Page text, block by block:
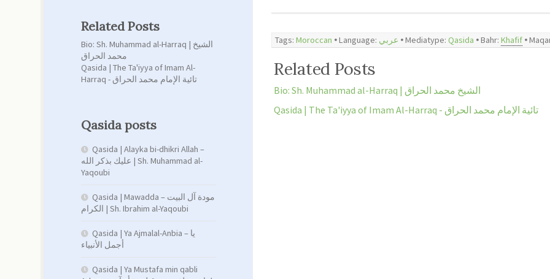
Tags: Moroccan 🞄 Language: عربي 🞄 Mediatype: Qasida 🞄 Bahr: Khafif 🞄
Related Posts
Bio: Sh. Muhammad al-Harraq | الشيخ محمد الحراق
Qasida | The Ta'iyya of Imam Al-Harraq - تائية الإمام محمد الحراق
Related Posts
Bio: Sh. Muhammad al-Harraq | الشيخ
محمد الحراق
Qasida | The Ta'iyya of Imam Al-
Harraq - تائية الإمام محمد الحراق
Qasida posts
Qasida | Alayka bi-dhikri Allah –
عليك بذكر الله | Sh. Muhammad al-
Yaqoubi
Qasida | Mawadda – مودة آل البيت
الكرام | Sh. Ibrahim al-Yaqoubi
Qasida | Ya Ajmalal-Anbia – يا
أجمل الأنبياء
Qasida | Ya Mustafa min qabli